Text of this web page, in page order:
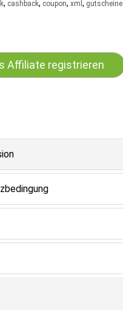
, cashback, coupon, xml , gutscheine
Affiliate registrieren